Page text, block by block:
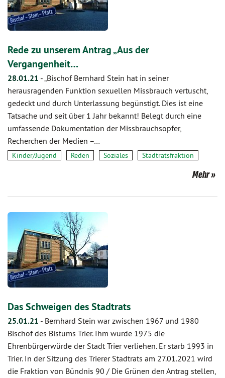
Rede zu unserem Antrag „Aus der
Vergangenheit…
28.01.21 -„Bischof Bernhard Stein hat in seiner
herausragenden Funktion sexuellen Missbrauch vertuscht,
gedeckt und durch Unterlassung begünstigt. Dies ist eine
Tatsache und seit über 1 Jahr bekannt! Belegt durch eine
umfassende Dokumentation der Missbrauchsopfer,
Recherchen der Medien –…
Kinder/Jugend Reden Soziales Stadtratsfraktion
Mehr
Das Schweigen des Stadtrats
25.01.21 - Bernhard Stein war zwischen 1967 und 1980
Bischof des Bistums Trier. Ihm wurde 1975 die
Ehrenbürgerwürde der Stadt Trier verliehen. Er starb 1993 in
Trier. In der Sitzung des Trierer Stadtrats am 27.01.2021 wird
die Fraktion von Bündnis 90 / Die Grünen den Antrag stellen,